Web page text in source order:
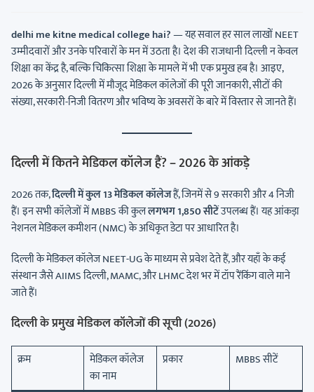
delhi me kitne medical college hai?— यह सवाल हर साल लाखों NEET
उम्मीदवारों और उनके परिवारों के मन में उठता है। देश की राजधानी दिल्ली न केवल
शिक्षा का केंद्र है, बल्कि चिकित्सा शिक्षा के मामले में भी एक प्रमुख हब है। आइए,
2026 के अनुसार दिल्ली में मौजूद मेडिकल कॉलेजों की पूरी जानकारी, सीटों की
संख्या, सरकारी-निजी वितरण और भविष्य के अवसरों के बारे में विस्तार से जानते हैं।
दिल्ली में कितने मेडिकल कॉलेज हैं? – 2026 के आंकड़े
2026 तक,दिल्ली में कुल 13 मेडिकल कॉलेजहैं, जिनमें से 9 सरकारी और 4 निजी
हैं। इन सभी कॉलेजों में MBBS की कुललगभग 1,850 सीटेंउपलब्ध हैं। यह आंकड़ा
नेशनल मेडिकल कमीशन (NMC) के अधिकृत डेटा पर आधारित है।
दिल्ली के मेडिकल कॉलेज NEET-UG के माध्यम से प्रवेश देते हैं, और यहाँ के कई
संस्थान जैसे AIIMS दिल्ली, MAMC, और LHMC देश भर में टॉप रैंकिंग वाले माने
जाते हैं।
दिल्ली के प्रमुख मेडिकल कॉलेजों की सूची (2026)
क्रम
मेडिकल कॉलेज
का नाम
प्रकार MBBS सीटें